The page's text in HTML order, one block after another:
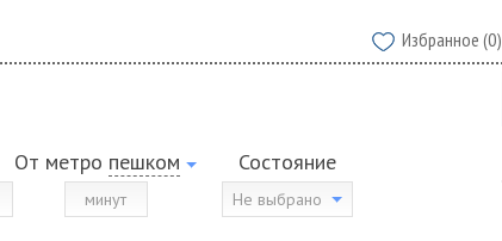
Избранное (0)
От метро пешком Состояние
Не выбрано